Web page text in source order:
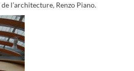
l’architecture, Renzo Piano.